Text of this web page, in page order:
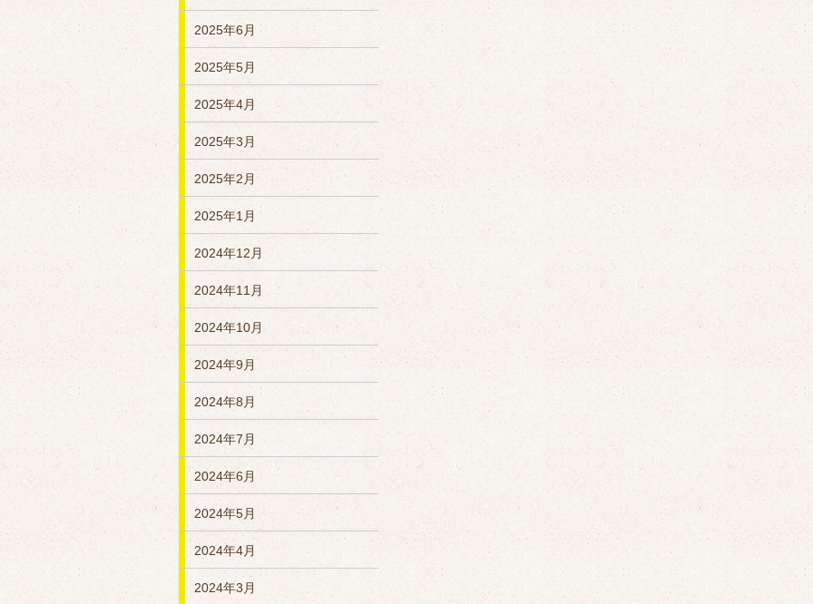
2025年6月
2025年5月
2025年4月
2025年3月
2025年2月
2025年1月
2024年12月
2024年11月
2024年10月
2024年9月
2024年8月
2024年7月
2024年6月
2024年5月
2024年4月
2024年3月